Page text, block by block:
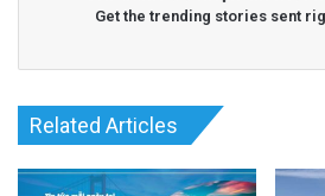
Get the trending stories sent
Related Articles